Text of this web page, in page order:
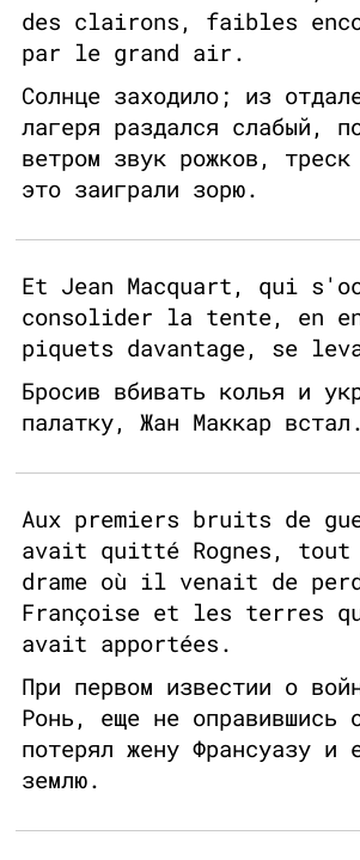
des clairons, faibles
par le grand air.
Солнце заходило; из
лагеря раздался слабый,
ветром звук рожков, треск
это заиграли зорю.
Et Jean Macquart, qui
consolider la tente, en
piquets davantage, se
Бросив вбивать колья и
палатку, Жан Маккар встал.
Aux premiers bruits de
avait quitté Rognes, tout
drame où il venait de
Françoise et les terres
avait apportées.
При первом известии о
Ронь, еще не оправившись
потерял жену Франсуазу и
землю.